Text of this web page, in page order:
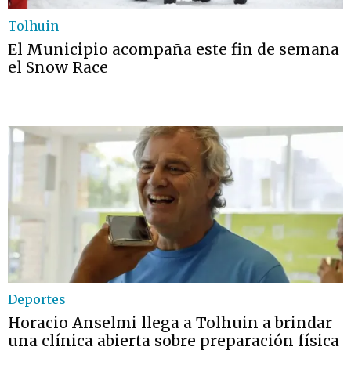
Tolhuin
El Municipio acompaña este fin de semana
el Snow Race
Deportes
Horacio Anselmi llega a Tolhuin a brindar
una clínica abierta sobre preparación física